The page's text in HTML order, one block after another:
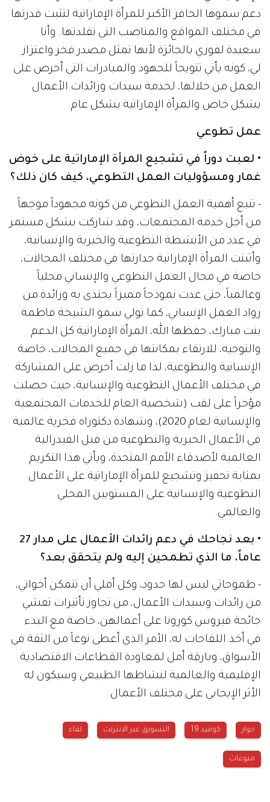
دعم سموها الحافز الأكبر للمرأة الإماراتية لتثبت قدرتها
في مختلف المواقع والمناصب التي تقلدتها. وأنا
سعيدة لفوزي بالجائزة لأنها تمثل مصدر فخر واعتزاز
لي، كونه يأتي تتويجاً للجهود والمبادرات التي أحرص على
العمل من خلالها، لخدمة سيدات ورائدات الأعمال
بشكل خاص والمرأة الإماراتية بشكل عام.
عمل تطوعي
• لعبت دوراً في تشجيع المرأة الإماراتية على خوض
غمار ومسؤوليات العمل التطوعي، كيف كان ذلك؟
- تنبع أهمية العمل التطوعي من كونه مجهوداً موجهاً
من أجل خدمة المجتمعات، وقد شاركت بشكل مستمر
في عدد من الأنشطة التطوعية والخيرية والإنسانية،
وأثبتت المرأة الإماراتية جدارتها في مختلف المجالات،
خاصة في مجال العمل التطوعي والإنساني محلياً
وعالمياً، حتى غدت نموذجاً مميزاً يحتذى به ورائدة من
رواد العمل الإنساني، كما تولي سمو الشيخة فاطمة
بنت مبارك، حفظها الله، المرأة الإماراتية كل الدعم
والتوجيه، للارتقاء بمكانتها في جميع المجالات، خاصة
الإنسانية والتطوعية، لذا ما زلت أحرص على المشاركة
في مختلف الأعمال التطوعية والإنسانية، حيث حصلت
مؤخراً على لقب (شخصية العام للخدمات المجتمعية
والإنسانية لعام 2020)، وشهادة دكتوراه فخرية عالمية
في الأعمال الخيرية والتطوعية من قبل الفيدرالية
العالمية لأصدقاء الأمم المتحدة، ويأتي هذا التكريم
بمثابة تحفيز وتشجيع للمرأة الإماراتية على الأعمال
التطوعية والإنسانية على المستويين المحلي
والعالمي.
• بعد نجاحك في دعم رائدات الأعمال على مدار 27
عاماً، ما الذي تطمحين إليه ولم يتحقق بعد؟
- طموحاتي ليس لها حدود، وكل أملي أن تتمكن أخواتي،
من رائدات وسيدات الأعمال، من تجاوز تأثيرات تفشي
جائحة فيروس كورونا على أعمالهن، خاصة مع البدء
في أخذ اللقاحات له، الأمر الذي أعطى نوعاً من الثقة في
الأسواق، وبارقة أمل لمعاودة القطاعات الاقتصادية
الإقليمية والعالمية لنشاطها الطبيعي وسيكون له
الأثر الإيجابي على مختلف الأعمال.
حوار كوفيد 19 التسويق عبر الانترنت لقاء
منوعات